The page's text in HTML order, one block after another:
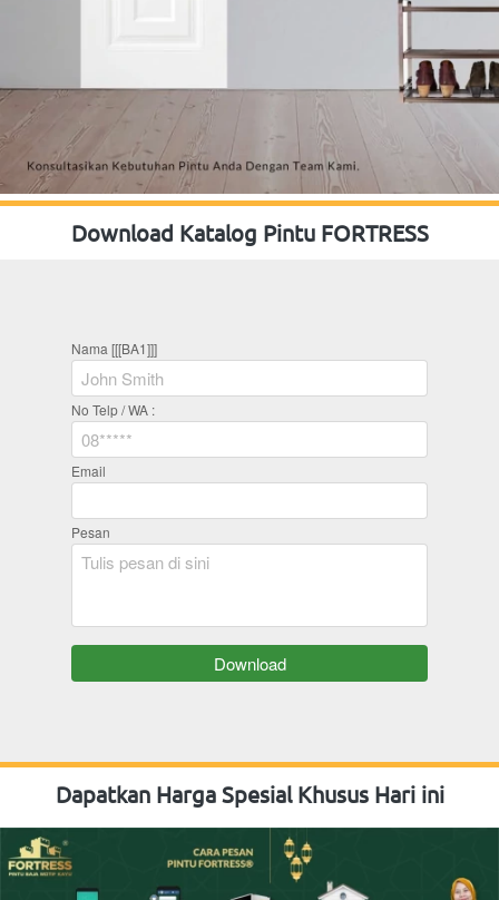
Download Katalog Pintu FORTRESS
Nama [[[BA1]]]
No Telp / WA :
Email
Pesan
`Download
Dapatkan Harga Spesial Khusus Hari ini